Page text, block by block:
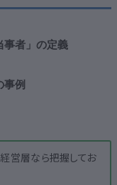
事者」の定義
事例
営層なら把握してお